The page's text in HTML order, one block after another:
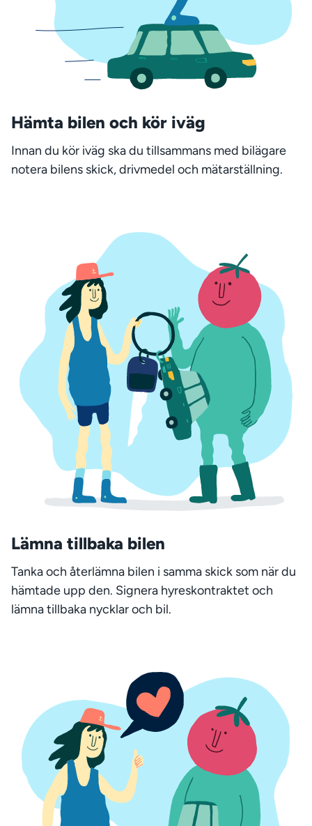
Hämta bilen och kör iväg
Innan du kör iväg ska du tillsammans med bilägare
notera bilens skick, drivmedel och mätarställning.
Lämna tillbaka bilen
Tanka och återlämna bilen i samma skick som när du
hämtade upp den. Signera hyreskontraktet och
lämna tillbaka nycklar och bil.